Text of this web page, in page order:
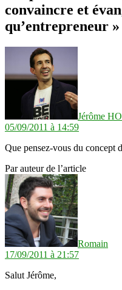
convaincre et
qu’entrepreneur »
Jérôme
05/09/2011 à 14:59
Que pensez-vous du concept
Par auteur de l’article
Romain
17/09/2011 à 21:57
Salut Jérôme,